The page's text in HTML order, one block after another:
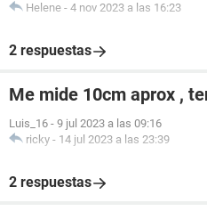
Helene - 4 nov 2023 a las 16:23
2 respuestas
Me mide 10cm aprox ,
Luis_16 - 9 jul 2023 a las 09:16
ricky - 14 jul 2023 a las 23:39
2 respuestas